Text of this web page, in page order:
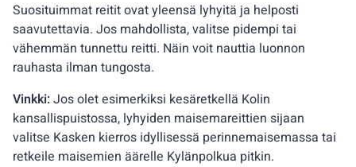
Suosituimmat reitit ovat yleensä lyhyitä ja helposti
saavutettavia. Jos mahdollista, valitse pidempi tai
vähemmän tunnettu reitti. Näin voit nauttia luonnon
rauhasta ilman tungosta.
Vinkki:Jos olet esimerkiksi kesäretkellä Kolin
kansallispuistossa, lyhyiden maisemareittien sijaan
valitse Kasken kierros idyllisessä perinnemaisemassa tai
retkeile maisemien äärelle Kylänpolkua pitkin.